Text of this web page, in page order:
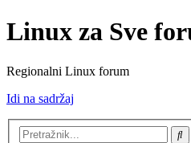
Linux za Sve
Regionalni Linux forum
Idi na sadržaj